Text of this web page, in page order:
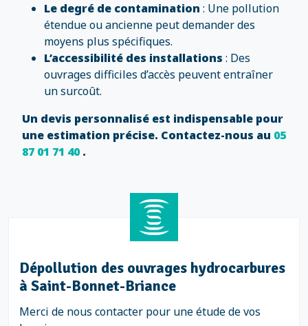
Le degré de contamination : Une pollution
étendue ou ancienne peut demander des
moyens plus spécifiques.
L’accessibilité des installations : Des
ouvrages difficiles d’accès peuvent entraîner
un surcoût.
Un devis personnalisé est indispensable pour
une estimation précise. Contactez-nous au 05
87 01 71 40.
Dépollution des ouvrages hydrocarbures
à Saint-Bonnet-Briance
Merci de nous contacter pour une étude de vos